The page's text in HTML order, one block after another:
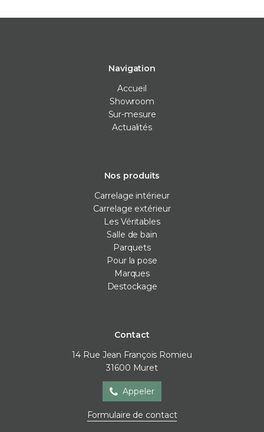
Navigation
Accueil
Showroom
Sur-mesure
Actualités
Nos produits
Carrelage intérieur
Carrelage extérieur
Les Véritables
Salle de bain
Parquets
Pour la pose
Marques
Destockage
Contact
14 Rue Jean François Romieu
31600 Muret
Appeler
Formulaire de contact